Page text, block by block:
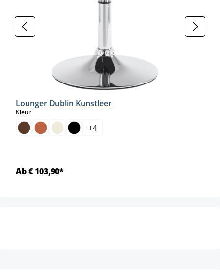
Lounger Dublin Kunstleer
Kleurselect
+4
Ab € 103,90*